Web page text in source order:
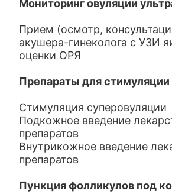
Мониторинг овуляции
Прием (осмотр,
акушера-гинеколога с УЗИ
оценки ОРЯ
Препараты для стимуляции
Стимуляция суперовуляции
Подкожное введение
препаратов
Внутрикожное введение
препаратов
Пункция фолликулов под